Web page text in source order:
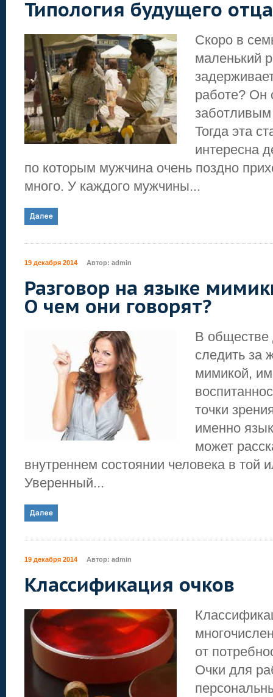
Типология будущего отца
Скоро в
маленький
работе? Он
Тогда эта
интересна
по которым мужчина очень поздно
много. У каждого мужчины...
19 декабря 2014 Автор: admin
Разговор на языке
О чем они говорят?
В обществе
следить за
мимикой,
точки
именно
может
внутреннем состоянии человека в той
Уверенный...
19 декабря 2014 Автор: admin
Классификация очков
от
Очки для